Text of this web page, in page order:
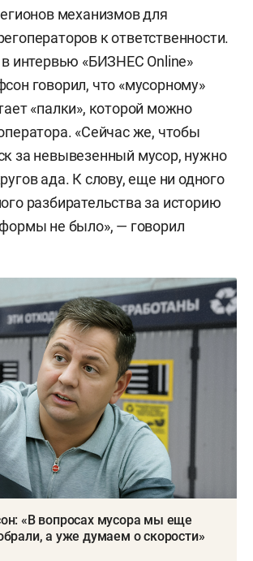
механизмов для
к ответственности.
в интервью «БИЗНЕС Online»
говорил, что «мусорному»
«палки», которой можно
«Сейчас же, чтобы
за невывезенный мусор, нужно
ада. К слову, еще ни одного
разбирательства за историю
не было», — говорил
«В вопросах мусора мы еще
а уже думаем о скорости»